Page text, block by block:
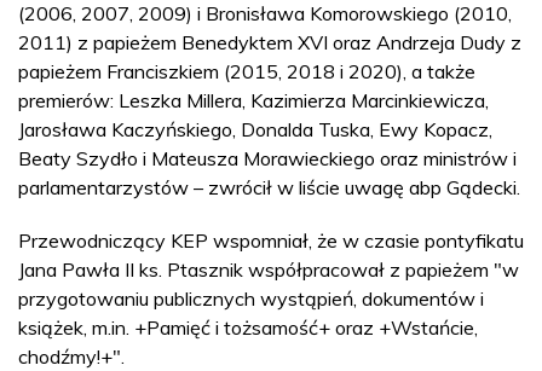
(2006, 2007, 2009) i Bronisława Komorowskiego (2010,
2011) z papieżem Benedyktem XVI oraz Andrzeja Dudy z
papieżem Franciszkiem (2015, 2018 i 2020), a także
premierów: Leszka Millera, Kazimierza Marcinkiewicza,
Jarosława Kaczyńskiego, Donalda Tuska, Ewy Kopacz,
Beaty Szydło i Mateusza Morawieckiego oraz ministrów i
parlamentarzystów – zwrócił w liście uwagę abp Gądecki.
Przewodniczący KEP wspomniał, że w czasie pontyfikatu
Jana Pawła II ks. Ptasznik współpracował z papieżem "w
przygotowaniu publicznych wystąpień, dokumentów i
książek, m.in. +Pamięć i tożsamość+ oraz +Wstańcie,
chodźmy!+".